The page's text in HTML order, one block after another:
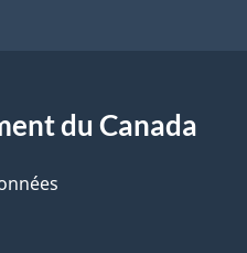
du Canada